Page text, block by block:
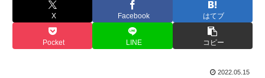
X Facebook はてブ
Pocket LINE コピー
2022.05.15